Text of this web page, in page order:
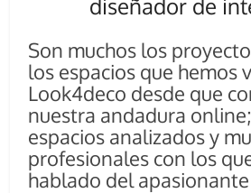
diseñador de
Son muchos los
los espacios que hemos
Look4deco desde que
nuestra andadura
espacios analizados y
profesionales con los
hablado del